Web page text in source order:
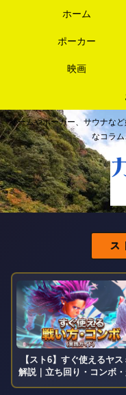
ゲームやポーカー、サウナな
なコラム
ホーム
ポーカー
映画
ス
【スト6】すぐ使えるヤス
解説｜立ち回り・コンボ